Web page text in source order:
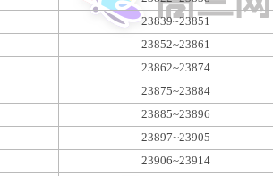
23839~23851
23852~23861
23862~23874
23875~23884
23885~23896
23897~23905
23906~23914